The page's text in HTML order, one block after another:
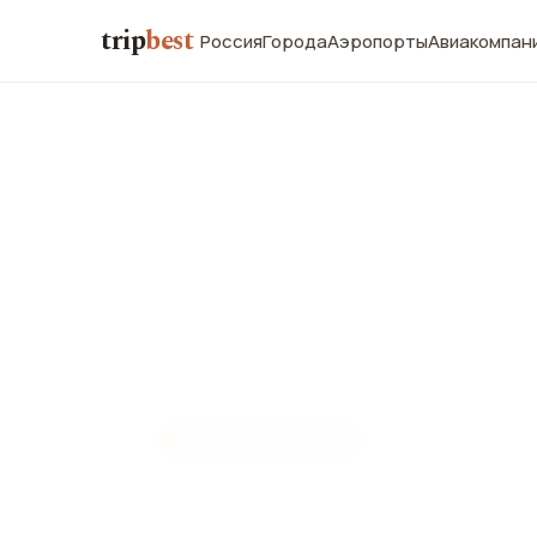
tripbest РоссияГородаАэропорты